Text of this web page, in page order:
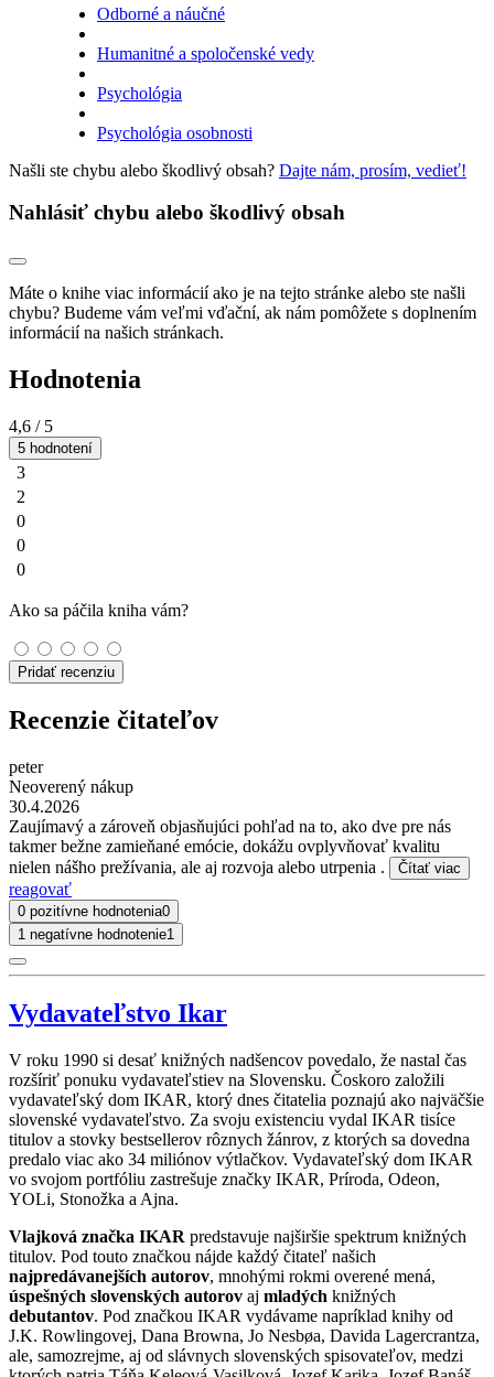
Odborné a náučné
Humanitné a spoločenské vedy
Psychológia
Psychológia osobnosti
Našli ste chybu alebo škodlivý obsah? Dajte nám, prosím, vedieť!
Nahlásiť chybu alebo škodlivý obsah
Máte o knihe viac informácií ako je na tejto stránke alebo ste našli
chybu? Budeme vám veľmi vďační, ak nám pomôžete s doplnením
informácií na našich stránkach.
Hodnotenia
4,6 / 5
5 hodnotení
3
2
0
0
0
Ako sa páčila kniha vám?
Pridať recenziu
Recenzie čitateľov
peter
Neoverený nákup
30.4.2026
Zaujímavý a zároveň objasňujúci pohľad na to, ako dve pre nás
takmer bežne zamieňané emócie, dokážu ovplyvňovať kvalitu
nielen nášho prežívania, ale aj rozvoja alebo utrpenia .
Čítať viac
reagovať
0 pozitívne hodnotenia0
1 negatívne hodnotenie1
Vydavateľstvo Ikar
V roku 1990 si desať knižných nadšencov povedalo, že nastal čas
rozšíriť ponuku vydavateľstiev na Slovensku. Čoskoro založili
vydavateľský dom IKAR, ktorý dnes čitatelia poznajú ako najväčšie
slovenské vydavateľstvo. Za svoju existenciu vydal IKAR tisíce
titulov a stovky bestsellerov rôznych žánrov, z ktorých sa dovedna
predalo viac ako 34 miliónov výtlačkov. Vydavateľský dom IKAR
vo svojom portfóliu zastrešuje značky IKAR, Príroda, Odeon,
YOLi, Stonožka a Ajna.
Vlajková značka IKAR predstavuje najširšie spektrum knižných
titulov. Pod touto značkou nájde každý čitateľ našich
najpredávanejších autorov, mnohými rokmi overené mená,
úspešných slovenských autorov aj mladých knižných
debutantov. Pod značkou IKAR vydávame napríklad knihy od
J.K. Rowlingovej, Dana Browna, Jo Nesbøa, Davida Lagercrantza,
ale, samozrejme, aj od slávnych slovenských spisovateľov, medzi